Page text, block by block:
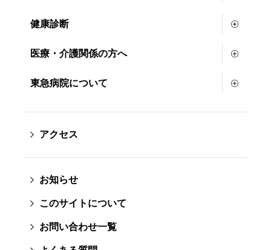
健康診断
医療・介護関係の方へ
東急病院について
アクセス
お知らせ
このサイトについて
お問い合わせ一覧